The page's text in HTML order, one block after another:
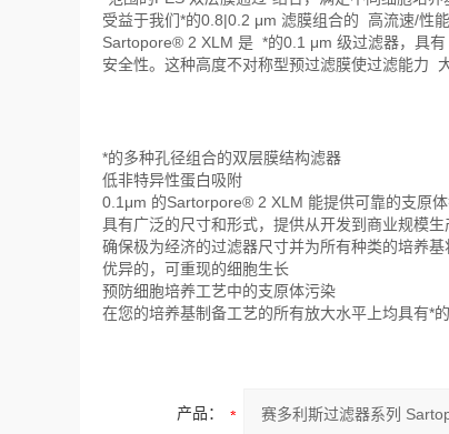
受益于我们*的0.8|0.2 μm 滤膜组合的 高流速/性能
Sartopore® 2 XLM 是 *的0.1 μm 级过滤器，具
安全性。这种高度不对称型预过滤膜使过滤能力
*的多种孔径组合的双层膜结构滤器
低非特异性蛋白吸附
0.1μm 的Sartorpore® 2 XLM 能提供可靠的支原
具有广泛的尺寸和形式，提供从开发到商业规模生
确保极为经济的过滤器尺寸并为所有种类的培养基
优异的，可重现的细胞生长
预防细胞培养工艺中的支原体污染
在您的培养基制备工艺的所有放大水平上均具有*
产品：